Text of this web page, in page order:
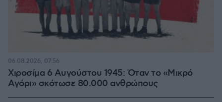
Χιροσίμα 6 Αυγούστου 1945: Όταν το «Μικρό
Αγόρι» σκότωσε 80.000 ανθρώπους
06.08.2026, 07:56